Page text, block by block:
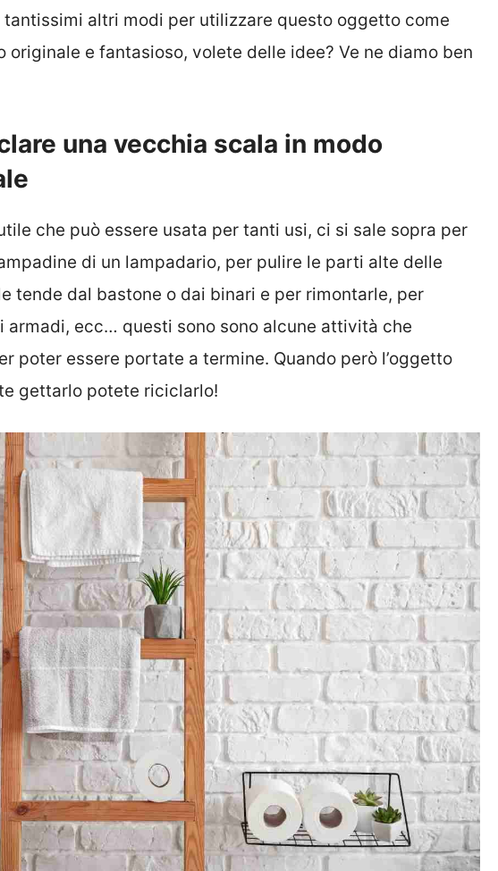
altri modi per utilizzare questo oggetto come
originale e fantasioso, volete delle idee? Ve ne diamo ben
una vecchia scala in modo
che può essere usata per tanti usi, ci si sale sopra per
di un lampadario, per pulire le parti alte delle
tende dal bastone o dai binari e per rimontarle, per
armadi, ecc… questi sono sono alcune attività che
poter essere portate a termine. Quando però l’oggetto
gettarlo potete riciclarlo!